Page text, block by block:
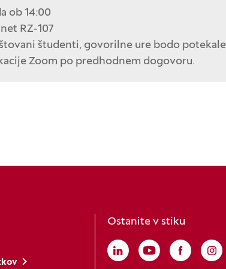
ob 14:00
RZ-107
študenti, govorilne ure bodo
Zoom po predhodnem dogovoru.
Ostanite v stiku
Linkedin
(Odpre se v novem
Youtube
(Odpre se v
Facebook
(Odpre